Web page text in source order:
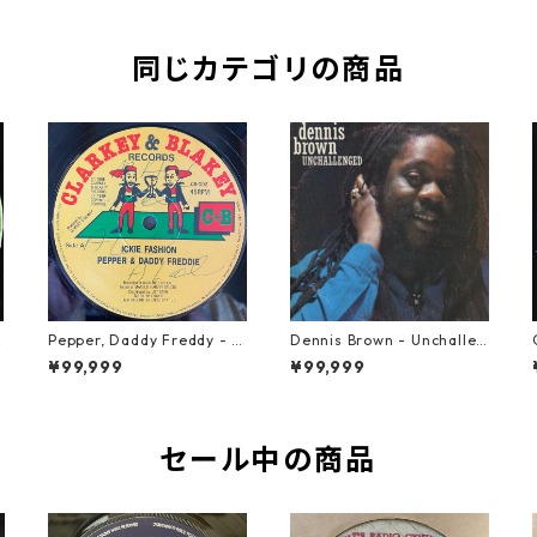
同じカテゴリの商品
Pepper, Daddy Freddy - Ic
kie Fashion【12-50044】
¥99,999
Dennis Brown - Unchallen
ged【LP-70046】
¥99,999
セール中の商品